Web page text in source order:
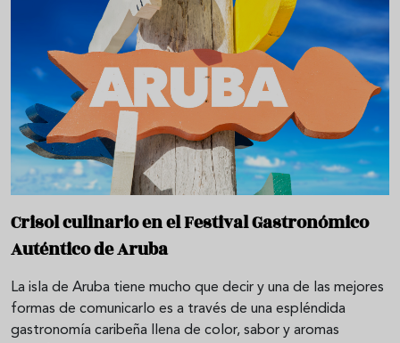
Crisol culinario en el Festival Gastronómico
Auténtico de Aruba
La isla de Aruba tiene mucho que decir y una de las mejores
formas de comunicarlo es a través de una espléndida
gastronomía caribeña llena de color, sabor y aromas